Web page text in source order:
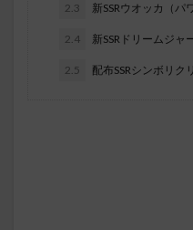
2.3 新SSRウオッカ（パ
2.4 新SSRドリームジャ
2.5 配布SSRシンボリク